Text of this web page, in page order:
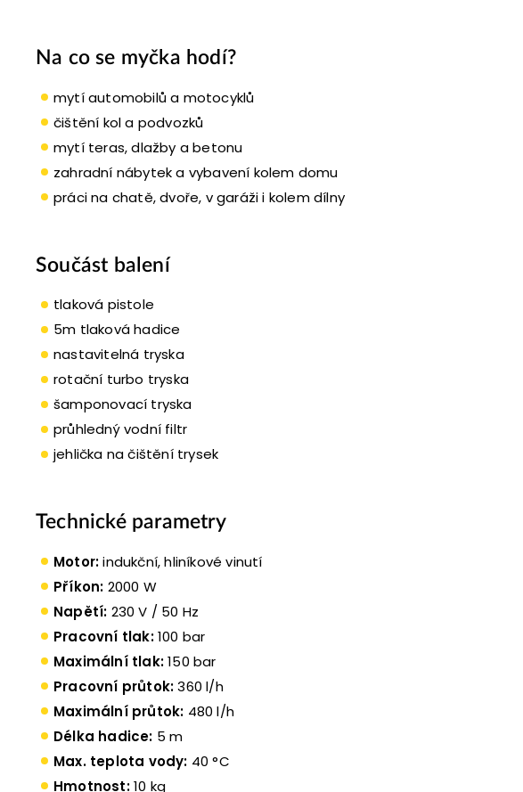
Na co se myčka hodí?
mytí automobilů a motocyklů
čištění kol a podvozků
mytí teras, dlažby a betonu
zahradní nábytek a vybavení kolem domu
práci na chatě, dvoře, v garáži i kolem dílny
Součást balení
tlaková pistole
5m tlaková hadice
nastavitelná tryska
rotační turbo tryska
šamponovací tryska
průhledný vodní filtr
jehlička na čištění trysek
Technické parametry
Motor:indukční, hliníkové vinutí
Příkon: 2000 W
Napětí: 230 V / 50 Hz
Pracovní tlak:100 bar
Maximální tlak:150 bar
Pracovní průtok:360 l/h
Maximální průtok: 480 l/h
Délka hadice: 5 m
Max. teplota vody: 40 °C
Hmotnost:10 kg